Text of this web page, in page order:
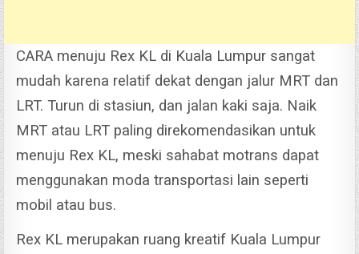
CARA menuju Rex KL di Kuala Lumpur sangat
mudah karena relatif dekat dengan jalur MRT dan
LRT. Turun di stasiun, dan jalan kaki saja. Naik
MRT atau LRT paling direkomendasikan untuk
menuju Rex KL, meski sahabat motrans dapat
menggunakan moda transportasi lain seperti
mobil atau bus.
Rex KL merupakan ruang kreatif Kuala Lumpur